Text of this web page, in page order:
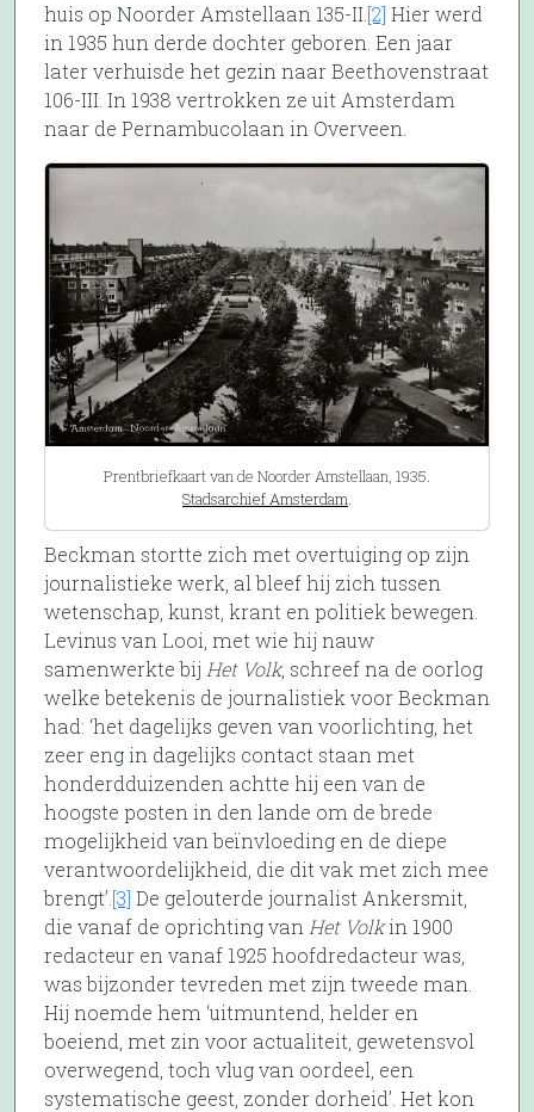
huis op Noorder Amstellaan 135-II.[2] Hier werd
in 1935 hun derde dochter geboren. Een jaar
later verhuisde het gezin naar Beethovenstraat
106-III. In 1938 vertrokken ze uit Amsterdam
naar de Pernambucolaan in Overveen.
Prentbriefkaart van de Noorder Amstellaan, 1935.
Stadsarchief Amsterdam
Beckman stortte zich met overtuiging op zijn
journalistieke werk, al bleef hij zich tussen
wetenschap, kunst, krant en politiek bewegen.
Levinus van Looi, met wie hij nauw
samenwerkte bij Het Volk, schreef na de oorlog
welke betekenis de journalistiek voor Beckman
had: ‘het dagelijks geven van voorlichting, het
zeer eng in dagelijks contact staan met
honderdduizenden achtte hij een van de
hoogste posten in den lande om de brede
mogelijkheid van beïnvloeding en de diepe
verantwoordelijkheid, die dit vak met zich mee
brengt’. [3] De gelouterde journalist Ankersmit,
die vanaf de oprichting van Het Volkin 1900
redacteur en vanaf 1925 hoofdredacteur was,
was bijzonder tevreden met zijn tweede man.
Hij noemde hem ‘uitmuntend, helder en
boeiend, met zin voor actualiteit, gewetensvol
overwegend, toch vlug van oordeel, een
systematische geest, zonder dorheid’. Het kon